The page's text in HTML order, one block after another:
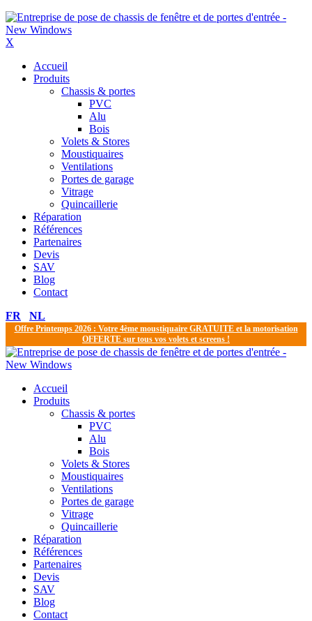
X
Accueil
Produits
Chassis & portes
PVC
Alu
Bois
Volets & Stores
Moustiquaires
Ventilations
Portes de garage
Vitrage
Quincaillerie
Réparation
Références
Partenaires
Devis
SAV
Blog
Contact
FR
NL
Offre Printemps 2026 : Votre 4ème moustiquaire GRATUITE et la motorisation
OFFERTE sur tous vos volets et screens !
Accueil
Produits
Chassis & portes
PVC
Alu
Bois
Volets & Stores
Moustiquaires
Ventilations
Portes de garage
Vitrage
Quincaillerie
Réparation
Références
Partenaires
Devis
SAV
Blog
Contact